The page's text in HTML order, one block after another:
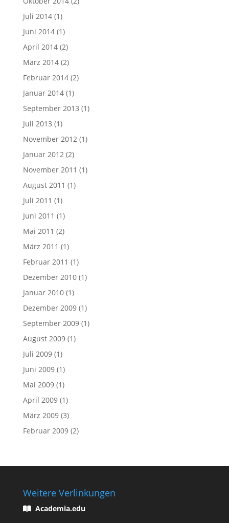
Juli 2014(1)
Juni 2014(1)
April 2014(2)
März 2014(2)
Februar 2014(2)
Januar 2014(1)
September 2013 (1)
Juli 2013 (1)
November 2012(1)
Januar 2012(2)
November 2011 (1)
August 2011 (1)
Juli 2011 (1)
Juni 2011 (1)
Mai 2011 (2)
März 2011 (1)
Februar 2011 (1)
Dezember 2010(1)
Januar 2010(1)
Dezember 2009(1)
September 2009(1)
August 2009(1)
Juli 2009(1)
Juni 2009(1)
Mai 2009(1)
April 2009(1)
März 2009(3)
Februar 2009(2)
Weitere Verlinkungen
Academia.edu